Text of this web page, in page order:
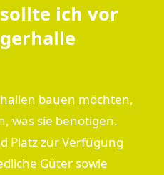
ich vor
bauen möchten,
was sie benötigen.
Platz zur Verfügung
Güter sowie